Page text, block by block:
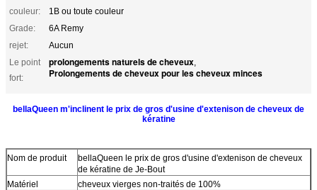
couleur:
1B ou toute couleur
Grade:
6A Remy
rejet:
Aucun
Le point
fort:
prolongements naturels de cheveux,
Prolongements de cheveux pour les cheveux minces
bellaQueen m'inclinent le prix de gros d'usine d'extenison de cheveux de
kératine
Nom de produit
bellaQueen le prix de gros d'usine d'extenison de cheveux
de kératine de Je-Bout
Matériel
cheveux vierges non-traités de 100%